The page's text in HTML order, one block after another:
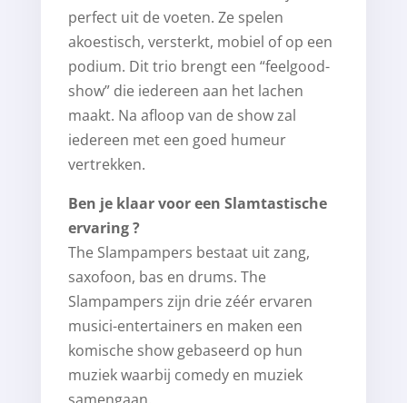
perfect uit de voeten. Ze spelen
akoestisch, versterkt, mobiel of op een
podium. Dit trio brengt een “feelgood-
show” die iedereen aan het lachen
maakt. Na afloop van de show zal
iedereen met een goed humeur
vertrekken.
Ben je klaar voor een Slamtastische
ervaring ?
The Slampampers bestaat uit zang,
saxofoon, bas en drums. The
Slampampers zijn drie zéér ervaren
musici-entertainers en maken een
komische show gebaseerd op hun
muziek waarbij comedy en muziek